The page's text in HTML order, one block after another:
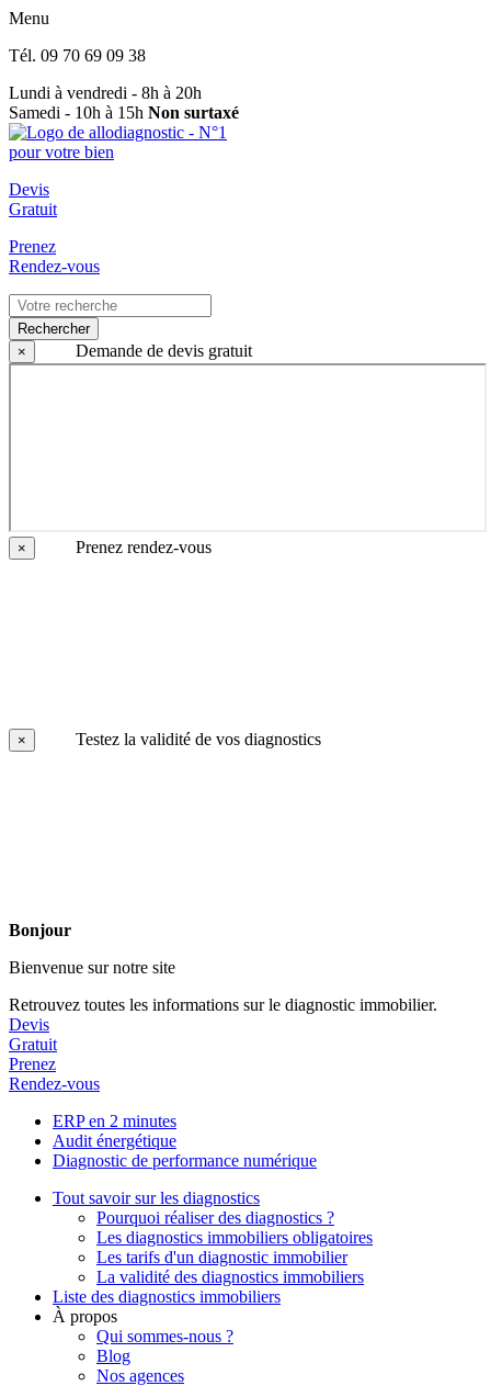
Menu
Tél. 09 70 69 09 38
Lundi à vendredi - 8h à 20h
Samedi - 10h à 15h Non surtaxé
Devis
Gratuit
Prenez
Rendez-vous
Rechercher
×
Demande de devis gratuit
× Prenez rendez-vous
× Testez la validité de vos diagnostics
Bonjour
Bienvenue sur notre site
Retrouvez toutes les informations sur le diagnostic immobilier.
Devis
Gratuit
Prenez
Rendez-vous
ERP en 2 minutes
Audit énergétique
Diagnostic de performance numérique
Tout savoir sur les diagnostics
Pourquoi réaliser des diagnostics ?
Les diagnostics immobiliers obligatoires
Les tarifs d'un diagnostic immobilier
La validité des diagnostics immobiliers
Liste des diagnostics immobiliers
À propos
Qui sommes-nous ?
Blog
Nos agences